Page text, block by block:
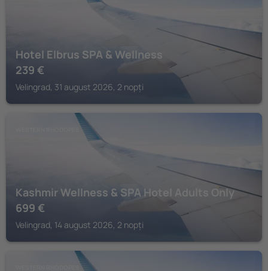
Hotel Elbrus SPA & Wellness
239 €
Velingrad, 31 august 2026, 2 nopți
Kashmir Wellness & SPA Hotel Adults Only
699 €
Velingrad, 14 august 2026, 2 nopți